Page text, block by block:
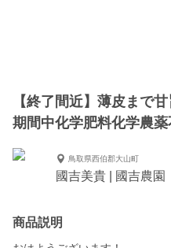
【終了間近】薄皮まで
期間中化学肥料化学農薬
鳥取県西伯郡大山町
國吉美貴 | 國吉農園
商品説明